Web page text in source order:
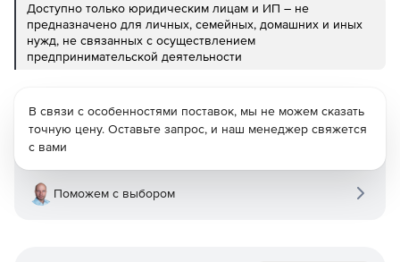
Доступно только юридическим лицам и ИП – не
предназначено для личных, семейных, домашних и иных
нужд, не связанных с осуществлением
предпринимательской деятельности
В связи с особенностями поставок, мы не можем сказать
точную цену. Оставьте запрос, и наш менеджер свяжется
с вами
Поможем с выбором